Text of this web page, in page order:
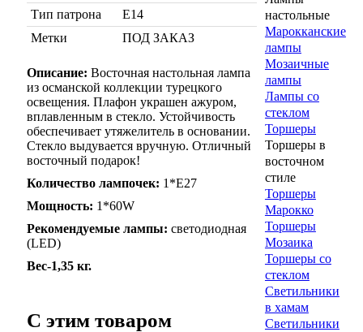
Тип патрона
Е14
Метки
ПОД ЗАКАЗ
Описание: Восточная настольная лампа
из османской коллекции турецкого
освещения. Плафон украшен ажуром,
вплавленным в стекло. Устойчивость
обеспечивает утяжелитель в основании.
Стекло выдувается вручную. Отличный
восточный подарок!
Количество лампочек: 1*Е27
Мощность: 1*60W
Рекомендуемые лампы: светодиодная
(LED)
Вес-1,35 кг.
C этим товаром
настольные
Марокканские
лампы
Мозаичные
лампы
Лампы со
стеклом
Торшеры
Торшеры в
восточном
стиле
Торшеры
Марокко
Торшеры
Мозаика
Торшеры со
стеклом
Светильники
в хамам
Светильники